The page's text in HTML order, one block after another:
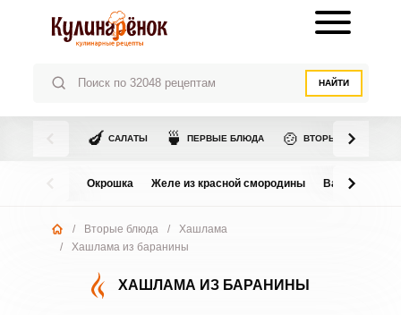
НАЙТИ
🍆 САЛАТЫ 🍵 ПЕРВЫЕ БЛЮДА 🍲 ВТОРЫЕ БЛЮДА
Окрошка Желе из красной смородины Варенье из
/ Вторые блюда /
Хашлама
/
Хашлама из баранины
ХАШЛАМА ИЗ БАРАНИНЫ